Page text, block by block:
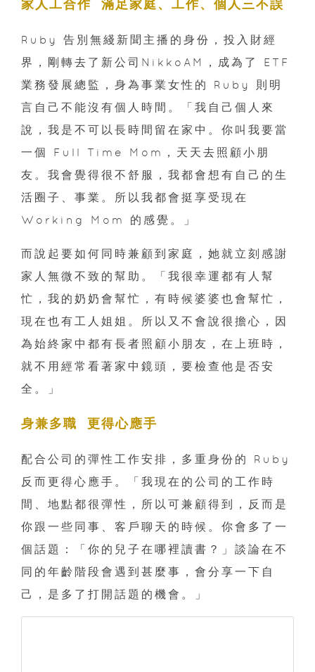
家人工合作 滿足家庭、工作、個人三不誤
Ruby 告別無綫新聞主播的身份，投入財經
界，剛轉去了新公司NikkoAM，成為了 ETF
業務發展總監，身為事業女性的 Ruby 則明
言自己不能沒有個人時間。「我自己個人來
說，我是不可以長時間留在家中。你叫我要當
一個 Full Time Mom，天天去照顧小朋
友。我會覺得很不舒服，我都會想有自己的生
活圈子、事業。所以我都會挺享受現在
Working Mom 的感覺。」
而說起要如何同時兼顧到家庭，她就立刻感謝
家人無微不致的幫助。「我很幸運都有人幫
忙，我的奶奶會幫忙，有時候婆婆也會幫忙，
現在也有工人姐姐。所以又不會說很擔心，因
為始終家中都有長者照顧小朋友，在上班時，
就不用經常看著家中鏡頭，要檢查他是否安
全。」
身兼多職 更得心應手
配合公司的彈性工作安排，多重身份的 Ruby
反而更得心應手。「我現在的公司的工作時
間、地點都很彈性，所以可兼顧得到，反而是
你跟一些同事、客戶聊天的時候。你會多了一
個話題：「你的兒子在哪裡讀書？」談論在不
同的年齡階段會遇到甚麼事，會分享一下自
己，是多了打開話題的機會。」